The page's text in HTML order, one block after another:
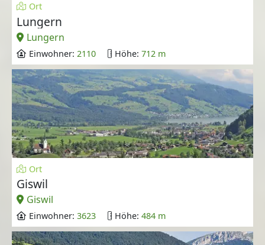
Ort
Lungern
Lungern
Einwohner: 2110 Höhe: 712 m
Ort
Giswil
Giswil
Einwohner: 3623 Höhe: 484 m